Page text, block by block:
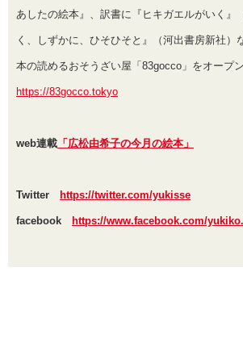
あしたの絵本』、訳書に『ヒキガエルがいく』
く、しずかに、ひそひそと』（河出書房新社）
本の読めるおそうざい屋「83gocco」をオープン
https://83gocco.tokyo
web連載 「広松由希子の今月の絵本」
Twitter https://twitter.com/yukisse
facebook https://www.facebook.com/